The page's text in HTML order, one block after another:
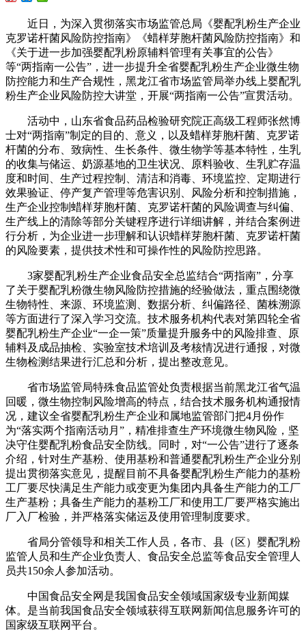
近日，为深入贯彻落实市场监管总局《婴配乳粉生产企业
克罗诺杆菌风险防控指南》《蜡样芽胞杆菌风险防控指南》和
《关于进一步加强婴配乳粉原辅料管理有关事宜的公告》
等“两指南一公告”，进一步提升全省婴配乳粉生产企业微生物
防控能力和生产合规性，黑龙江省市场监管局举办线上婴配乳
粉生产企业风险防控大讲堂，开展“两指南一公告”宣贯活动。
活动中，山东省食品药品检验研究院正高级工程师张然博
士对“两指南”制定的目的、意义，以及蜡样芽胞杆菌、克罗诺
杆菌的分布、致病性、生长条件、微生物学等基本特性，生乳
的收集与储运、奶源基地的卫生状况、原料验收、生乳贮存温
度和时间、生产过程控制、清洁和消毒、环境监控、定期进行
效果验证、停产复产管理等危害识别、风险分析和控制措施，
生产企业控制蜡样芽胞杆菌、克罗诺杆菌的风险调查与纠偏、
生产线上的清除等部分关键程序进行详细讲解，并结合案例进
行分析，为企业进一步理解和认识蜡样芽胞杆菌、克罗诺杆菌
的风险要素，提供技术性和可操作性的风险防控思路。
3家婴配乳粉生产企业食品安全总监结合“两指南”，分享
了关于婴配乳粉微生物风险防控措施的经验做法，重点围绕微
生物特性、来源、环境监测、数据分析、纠偏路径、菌株溯源
等方面进行了深入学习交流。技术服务机构代表对第四轮全省
婴配乳粉生产企业“一企一策”质量提升服务中的风险排查、原
辅料及成品抽检、实验室技术培训及考核情况进行通报，对微
生物检测结果进行汇总和分析，提出整改意见。
省市场监管局特殊食品监管处负责根据当前黑龙江省气温
回暖，微生物控制风险增高的特点，结合技术服务机构通报情
况，建议全省婴配乳粉生产企业和属地监管部门把4月份作
为“落实两个指南活动月”，精准排查生产环境微生物风险，坚
决守住婴配乳粉食品安全防线。同时，对“一公告”进行了逐条
介绍，针对生产基粉、使用基粉和普通婴配乳粉生产企业分别
提出贯彻落实意见，提醒目前不具备婴配乳粉生产能力的基粉
工厂要尽快满足生产能力或变更为集团内具备生产能力的工厂
生产基粉；具备生产能力的基粉工厂和使用工厂要严格实施出
厂入厂检验，并严格落实储运及使用管理制度要求。
省局分管领导和相关工作人员，各市、县（区）婴配乳粉
监管人员和生产企业负责人、食品安全总监等食品安全管理人
员共150余人参加活动。
中国食品安全网是我国食品安全领域国家级专业新闻媒
体。是当前我国食品安全领域获得互联网新闻信息服务许可的
国家级互联网平台。